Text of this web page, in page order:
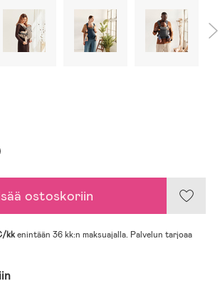
ostoskoriin
kkenintään 36 kk:n maksuajalla. Palvelun tarjoaa